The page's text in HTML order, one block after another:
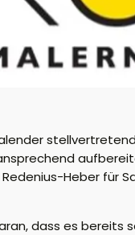
Heber für
dass es bereits